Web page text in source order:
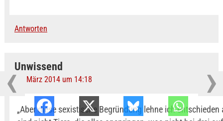
Antworten
Unwissend
18. März 2014 um 14:18
„Aber diese sexistische Begründung lehne ich